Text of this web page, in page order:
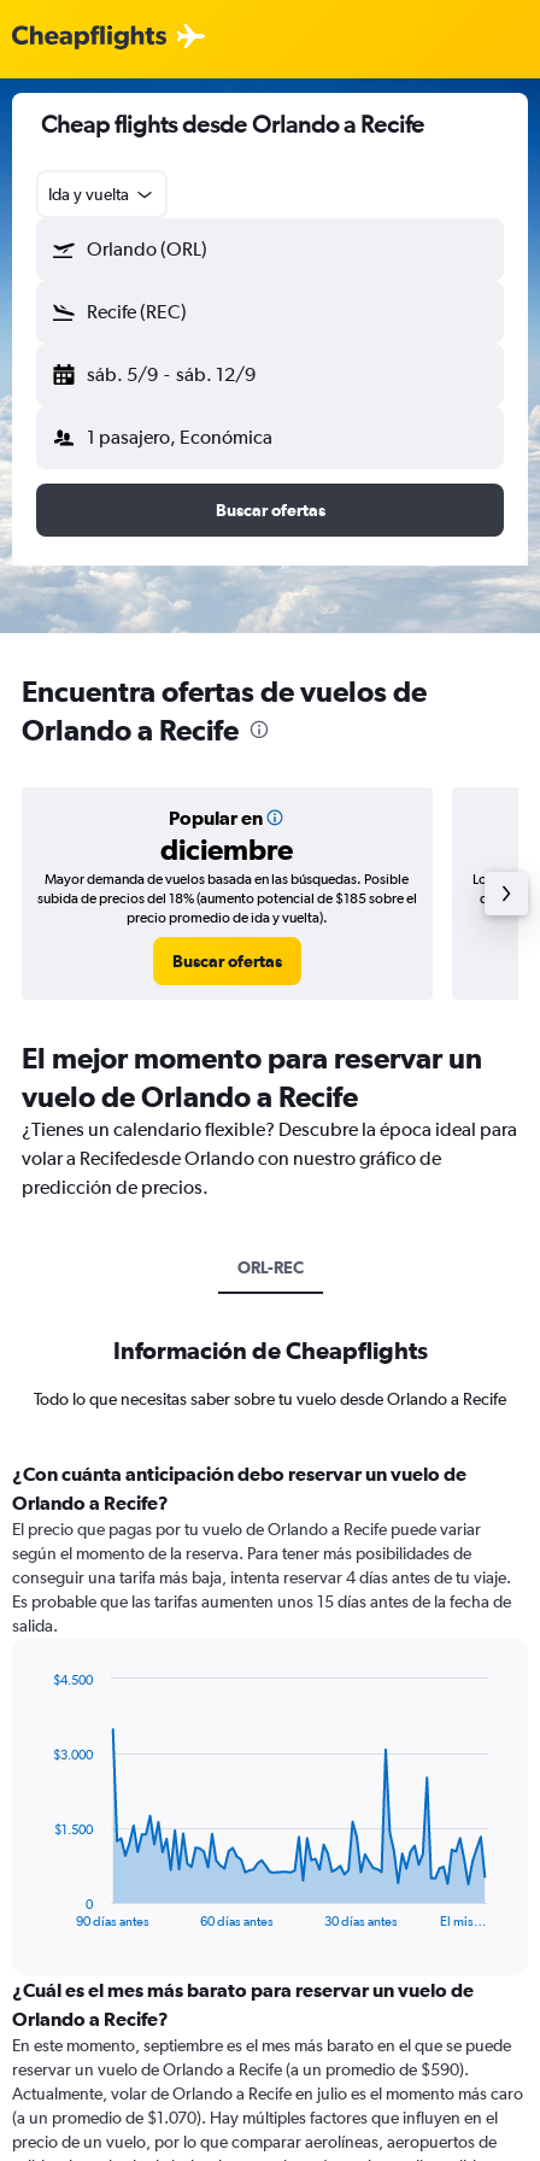
Cheap flights desde Orlando a Recife
Ida y vuelta
Orlando (ORL)
Recife (REC)
sáb. 5/9 - sáb. 12/9
1 pasajero, Económica
Buscar ofertas
Encuentra ofertas de vuelos de
Orlando a Recife
Popular en
diciembre
Mayor demanda de vuelos basada en las búsquedas. Posible
subida de precios del 18% (aumento potencial de $185 sobre el
precio promedio de ida y vuelta).
Buscar ofertas
Los
de
El mejor momento para reservar un
vuelo de Orlando a Recife
¿Tienes un calendario flexible? Descubre la época ideal para
volar a Recifedesde Orlando con nuestro gráfico de
predicción de precios.
ORL-REC
Información de Cheapflights
Todo lo que necesitas saber sobre tu vuelo desde Orlando a Recife
¿Con cuánta anticipación debo reservar un vuelo de
Orlando a Recife?
El precio que pagas por tu vuelo de Orlando a Recife puede variar
según el momento de la reserva. Para tener más posibilidades de
conseguir una tarifa más baja, intenta reservar 4 días antes de tu viaje.
Es probable que las tarifas aumenten unos 15 días antes de la fecha de
salida.
data
The
categories.
Range:
categories.
The
chart
has
1
90 días antes 60 días antes 30 días antes El mis…
0
$1.500
$3.000
$4.500
¿Cuál es el mes más barato para reservar un vuelo de
Orlando a Recife?
En este momento, septiembre es el mes más barato en el que se puede
reservar un vuelo de Orlando a Recife (a un promedio de $590).
Actualmente, volar de Orlando a Recife en julio es el momento más caro
(a un promedio de $1.070). Hay múltiples factores que influyen en el
precio de un vuelo, por lo que comparar aerolíneas, aeropuertos de